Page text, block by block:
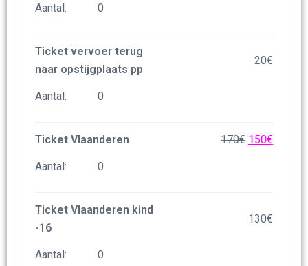
Aantal:
Ticket vervoer terug
naar opstijgplaats pp
20€
Aantal:
Ticket Vlaanderen 170€ 150€
Aantal:
Ticket Vlaanderen kind
-16
130€
Aantal: